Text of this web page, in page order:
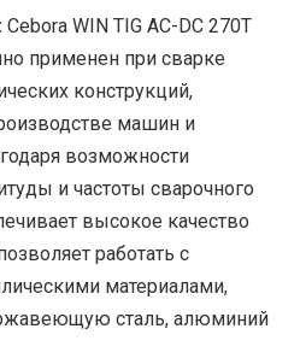
Cebora WIN TIG AC-DC 270T
применен при сварке
конструкций,
машин и
возможности
и частоты сварочного
высокое качество
работать с
материалами,
сталь, алюминий